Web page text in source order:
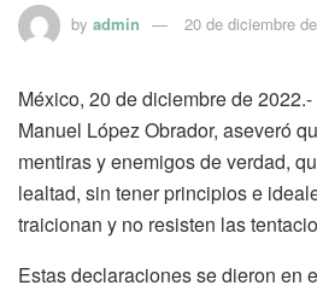
by admin 20 de diciembre
México, 20 de diciembre de
Manuel López Obrador, aseveró
mentiras y enemigos de verdad,
lealtad, sin tener principios e
traicionan y no resisten las
Estas declaraciones se dieron en